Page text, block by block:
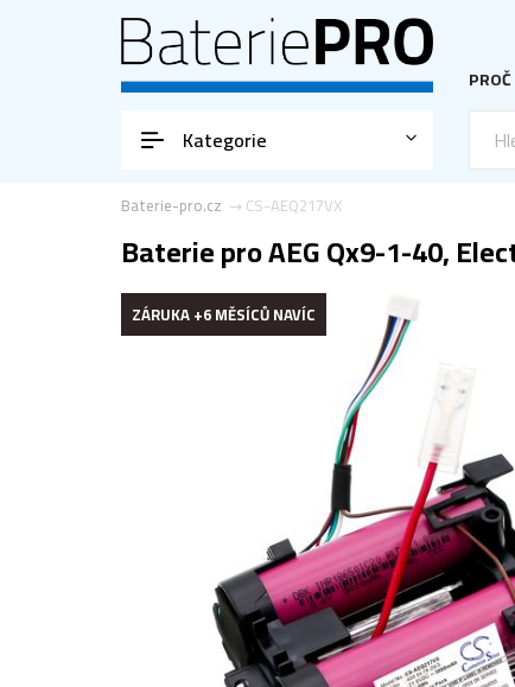
Kategorie
CS-AEQ217VX
Baterie-pro.cz
Baterie pro AEG Qx9-1-40,
ZÁRUKA +6 MĚSÍCŮ NAVÍC